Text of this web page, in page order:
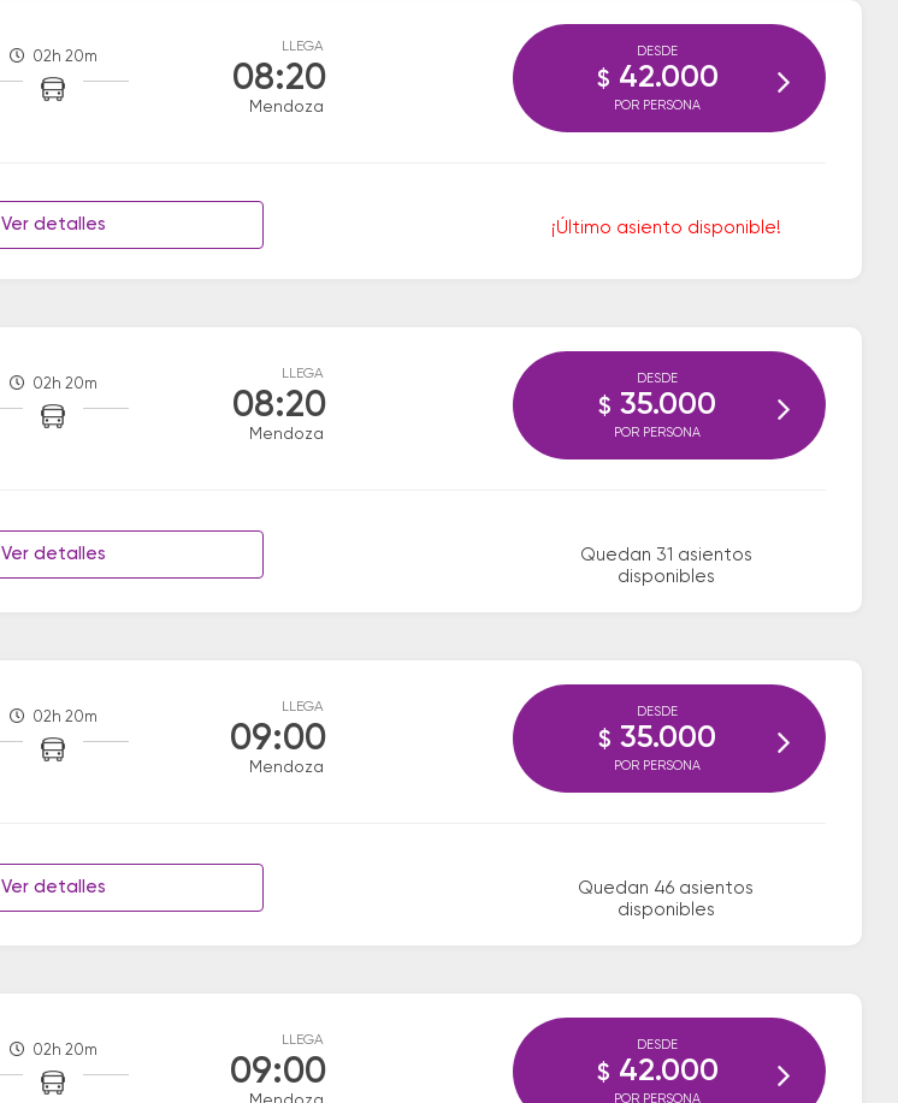
02h 20m
LLEGA
08:20
Mendoza
Ver detalles ¡Último asiento disponible!
DESDE
$ 42.000
POR PERSONA
02h 20m
LLEGA
08:20
Mendoza
Ver detalles
Quedan 31 asientos
disponibles
DESDE
$ 35.000
POR PERSONA
02h 20m
LLEGA
09:00
Mendoza
Ver detalles
Quedan 46 asientos
disponibles
DESDE
$ 35.000
POR PERSONA
02h 20m
LLEGA
09:00
DESDE
$ 42.000
POR PERSONA